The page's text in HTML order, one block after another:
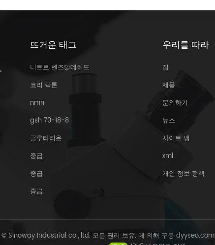
뜨거운 태그
니트로 벤즈알데히드
코리 락톤
nmn
gsh 70-18-8
글루타티온
중급
중급
중급
우리를 따라
집
제품
문의하기
뉴스
사이트 맵
xml
개인 정보 정책
© Sinoway Industrial co., ltd. 모든 권리 보유. 에 의해 구동 dyyseo.com